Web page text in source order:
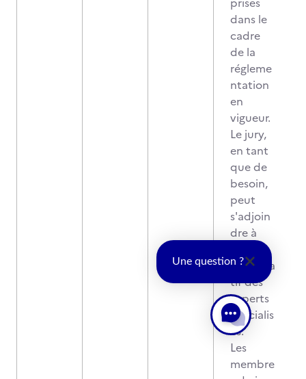
dans le
cadre
de la
régleme
ntation
en
vigueur.
Le jury,
en tant
que de
besoin,
peut
s'adjoin
dre à
consulta
tif des
experts
spécialis
és.
Les
membre
Une question ?